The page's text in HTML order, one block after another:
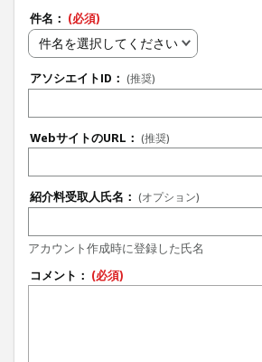
件名： (必須)
件名を選択してください
アソシエイトID： (推奨)
WebサイトのURL： (推奨)
紹介料受取人氏名： (オプション)
アカウント作成時に登録した氏名
コメント： (必須)